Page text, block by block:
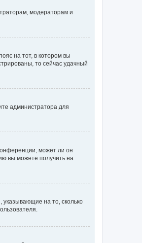
модераторам и
на тот, в котором вы
то сейчас удачный
администратора для
может ли он
вы можете получить на
указывающие на то, сколько